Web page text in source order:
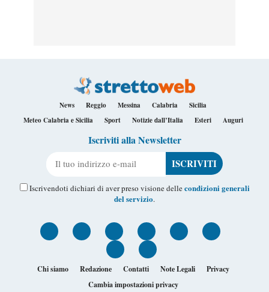
News Reggio Messina Calabria
Sicilia
Meteo Calabria e Sicilia
Sport Notizie dall’Italia Esteri Auguri
Iscriviti alla Newsletter
Iscrivendoti dichiari di aver preso visione dellecondizioni generali
del servizio.
Chi siamo Redazione Contatti Note Legali
Privacy
Cambia impostazioni privacy